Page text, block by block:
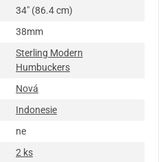
34" (86.4 cm)
38mm
Sterling Modern
Humbuckers
Nová
Indonesie
ne
2 ks